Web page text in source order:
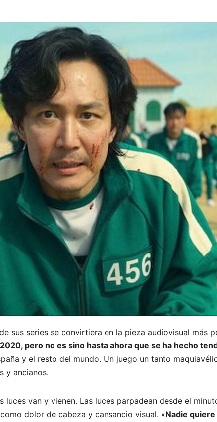
sus series se convirtiera en la pieza audiovisual más
pero no es sino hasta ahora que se ha hecho
y el resto del mundo. Un juego un tanto
y ancianos.
luces van y vienen. Las luces parpadean desde el
dolor de cabeza y cansancio visual. «Nadie